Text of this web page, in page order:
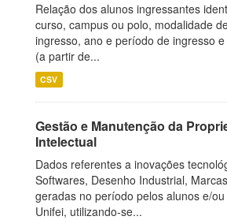
Relação dos alunos ingressantes
curso, campus ou polo, modalidade
ingresso, ano e período de ingresso
(a partir de...
CSV
Gestão e Manutenção da
Intelectual
Dados referentes a inovações
Softwares, Desenho Industrial,
geradas no período pelos alunos e/
Unifei, utilizando-se...